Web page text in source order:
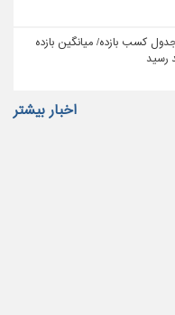
کسب بازده/ میانگین بازده
اخبار بیشتر